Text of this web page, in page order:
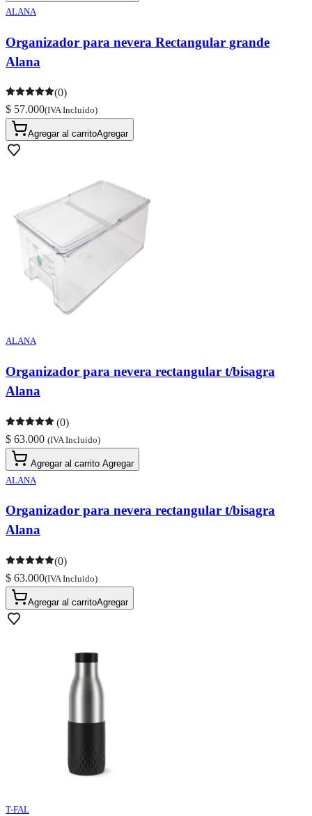
ALANA
Organizador para nevera Rectangular grande
Alana
(0)
$ 57.000(IVA Incluido)
Agregar al carritoAgregar
ALANA
Organizador para nevera rectangular t/bisagra
Alana
(0)
$ 63.000 (IVA Incluido)
Agregar al carrito Agregar
ALANA
Organizador para nevera rectangular t/bisagra
Alana
(0)
$ 63.000(IVA Incluido)
Agregar al carritoAgregar
T-FAL